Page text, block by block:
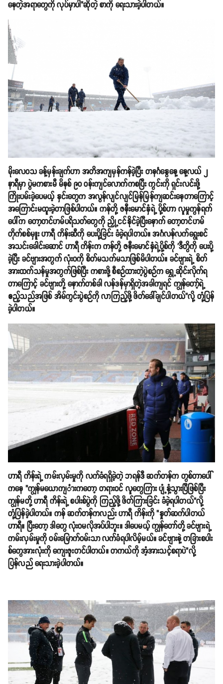
နေတဲ့အရာတွေကို လုပ်မှာပါ"ဆိုတဲ့ စာကို ရေးသားခဲ့ပါတယ်။
မိုးလေဝသ ခန့်မှန်းချက်ဟာ အတိအကျမှန်ကန်ခဲ့ပြီး တနင်္ဂနွေနေ့ နေ့လယ် ၂
နာရီမှာ ပွဲမကစားမီ မိနစ် ၉၀ ဝန်းကျင်လောက်ကစပြီး ကွင်းကို ရှင်းလင်းဖို့
ကြိုးပမ်းခဲ့ပေမယ့် နှင်းတွေက အလွန်လျင်လျင်မြန်မြန်ကျဆင်းနေတာကြောင့်
အကြောင်းမထူးခဲ့တာဖြစ်ပါတယ်။ ကန်တို့ ဇနီးမောင်နှံရဲ့ ပို့စ်ဟာ လူမှုကွန်ရက်
ပေါ်က တော့တင်ဟမ်ပရိသတ်တွေကို ညှို့ငင်နိုင်ခဲ့ပြီးနောက် တော့တင်ဟမ်
တိုက်စစ်မှူး ဟာရီ ကိန်းဆီကို ပေးပို့ခြင်း ခံခဲ့ရပါတယ်။ အင်္ဂလန်လက်ရွေးစင်
အသင်းခေါင်းဆောင် ဟာရီ ကိန်းက ကန်တို့ ဇနီးမောင်နှံရဲ့ပို့စ်ကို 'ဒီတွိကို ပေးပို့
ခဲ့ပြီး ခင်ဗျားအတွက် လုံးဝကို စိတ်မသက်မသာဖြစ်မိပါတယ်။ ခင်ဗျားရဲ့ စိတ်
အားထက်သန်မှုအတွက်ဖြစ်ပြီး ကစားဖို့ စီစဉ်ထားတဲ့ပွဲစဉ်က ရွှေ့ဆိုင်းလိုက်ရ
တာကြောင့် ခင်ဗျားတို့ နောက်တစ်ခါ လန်ဒန်မှာရှိတဲ့အခါကျရင် ကျွန်တော့်ရဲ့
ဧည့်သည်အဖြစ် အိမ်ကွင်းပွဲစဉ်ကို လာကြည့်ဖို့ ဖိတ်ခေါ်ချင်ပါတယ်"လို့ တုံ့ပြန်
ခဲ့ပါတယ်။
ဟာရီ ကိန်းရဲ့ ကမ်းလှမ်းမှုကို လက်ခံရရှိခဲ့တဲ့ ဘရန်ဒီ ဆက်တန်က တွစ်တာပေါ်
ကနေ "ကျွန်မယောကျင်္ားကတော့ တရားဝင် လူတွေကြား ပျံ့နှံ့သွားပြီဖြစ်ပြီး
ကျွန်မတို့ ဟာရီ ကိန်းရဲ့ စပါးစ်ပွဲကို ကြည့်ဖို့ ဖိတ်ကြားခြင်း ခံခဲ့ရပါတယ်"လို့
တုံ့ပြန်ခဲ့ပါတယ်။ ကန် ဆက်တန်ကလည်း ဟာရီ ကိန်းကို "နှုတ်ဆက်ပါတယ်
ဟာရီ။ ပြီးတော့ ဒါတွေ လုံးဝမလိုအပ်ပါဘူး။ ဒါပေမယ့် ကျွန်တော်တို့ ခင်ဗျားရဲ့
ကမ်းလှမ်းမှုကို ဝမ်းမြောက်ဝမ်းသာ လက်ခံရပါလိမ့်မယ်။ ခင်ဗျားနဲ့ တခြားစပါး
စ်တွေအားလုံးကို ကျေးဇူးတင်ပါတယ်။ တကယ်ကို အံ့အားသင့်စရာပဲ"လို့
ပြန်လည် ရေးသားခဲ့ပါတယ်။